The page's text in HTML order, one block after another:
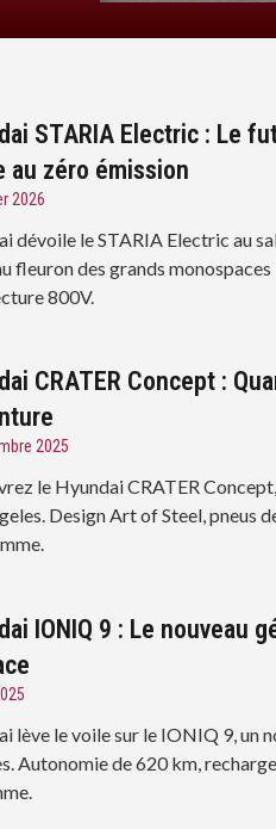
STARIA Electric : Le
au zéro émission
2026
dévoile le STARIA Electric au
fleuron des grands
800V.
CRATER Concept :
2025
le Hyundai CRATER
Design Art of Steel, pneus
IONIQ 9 : Le nouveau
lève le voile sur le IONIQ 9, un
Autonomie de 620 km,